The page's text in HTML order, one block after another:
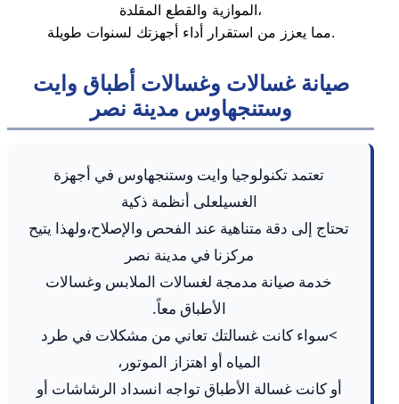
الموازية والقطع المقلدة،
مما يعزز من استقرار أداء أجهزتك لسنوات طويلة.
صيانة غسالات وغسالات أطباق وايت
وستنجهاوس مدينة نصر
تعتمد تكنولوجيا وايت وستنجهاوس في أجهزة
الغسيلعلى أنظمة ذكية
تحتاج إلى دقة متناهية عند الفحص والإصلاح،ولهذا يتيح
مركزنا في مدينة نصر
خدمة صيانة مدمجة لغسالات الملابس وغسالات
الأطباق معاً.
>سواء كانت غسالتك تعاني من مشكلات في طرد
المياه أو اهتزاز الموتور،
أو كانت غسالة الأطباق تواجه انسداد الرشاشات أو